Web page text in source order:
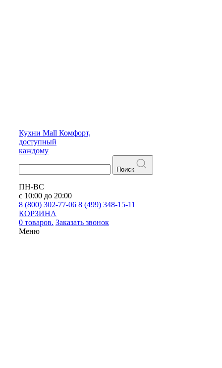
Кухни Mall Комфорт,
доступный
каждому
Поиск
ПН-ВС
с 10:00 до 20:00
8 (800) 302-77-06 8 (499) 348-15-11
КОРЗИНА
0 товаров. Заказать звонок
Меню